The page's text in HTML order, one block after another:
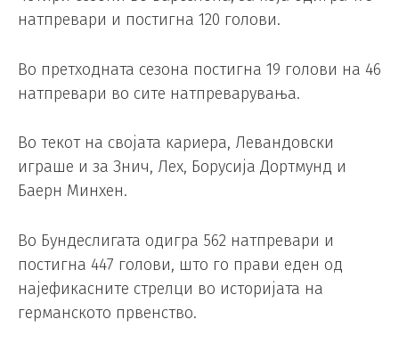
натпревари и постигна 120 голови.
Во претходната сезона постигна 19 голови на 46
натпревари во сите натпреварувања.
Во текот на својата кариера, Левандовски
играше и за Знич, Лех, Борусија Дортмунд и
Баерн Минхен.
Во Бундеслигата одигра 562 натпревари и
постигна 447 голови, што го прави еден од
најефикасните стрелци во историјата на
германското првенство.